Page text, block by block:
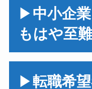
▶中小企
もはや至難
▶転職希